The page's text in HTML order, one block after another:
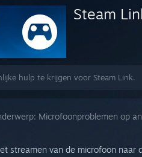
Steam
hulp te krijgen voor Steam Link.
Microfoonproblemen op
streamen van de microfoon naar